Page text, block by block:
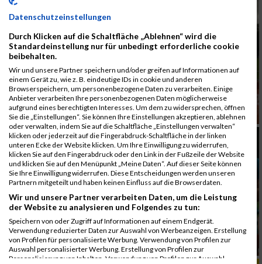
Datenschutzeinstellungen
Durch Klicken auf die Schaltfläche „Ablehnen“ wird die
Standardeinstellung nur für unbedingt erforderliche cookie
beibehalten.
Wir und unsere Partner speichern und/oder greifen auf Informationen auf
einem Gerät zu, wie z. B. eindeutige IDs in cookie und anderen
Browserspeichern, um personenbezogene Daten zu verarbeiten. Einige
Anbieter verarbeiten Ihre personenbezogenen Daten möglicherweise
aufgrund eines berechtigten Interesses. Um dem zu widersprechen, öffnen
Sie die „Einstellungen“. Sie können Ihre Einstellungen akzeptieren, ablehnen
oder verwalten, indem Sie auf die Schaltfläche „Einstellungen verwalten“
klicken oder jederzeit auf die Fingerabdruck-Schaltfläche in der linken
unteren Ecke der Website klicken. Um Ihre Einwilligung zu widerrufen,
klicken Sie auf den Fingerabdruck oder den Link in der Fußzeile der Website
und klicken Sie auf den Menüpunkt „Meine Daten“. Auf dieser Seite können
Sie Ihre Einwilligung widerrufen. Diese Entscheidungen werden unseren
Partnern mitgeteilt und haben keinen Einfluss auf die Browserdaten.
Wir und unsere Partner verarbeiten Daten, um die Leistung
der Website zu analysieren und Folgendes zu tun:
Speichern von oder Zugriff auf Informationen auf einem Endgerät.
Verwendung reduzierter Daten zur Auswahl von Werbeanzeigen. Erstellung
von Profilen für personalisierte Werbung. Verwendung von Profilen zur
Auswahl personalisierter Werbung. Erstellung von Profilen zur
Personalisierung von Inhalten. Verwendung von Profilen zur Auswahl